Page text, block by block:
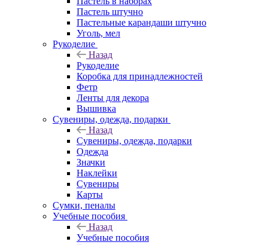
Пастель штучно
Пастельные карандаши штучно
Уголь, мел
Рукоделие
Назад
Рукоделие
Коробка для принадлежностей
Фетр
Ленты для декора
Вышивка
Сувениры, одежда, подарки
Назад
Сувениры, одежда, подарки
Одежда
Значки
Наклейки
Сувениры
Карты
Сумки, пеналы
Учебные пособия
Назад
Учебные пособия